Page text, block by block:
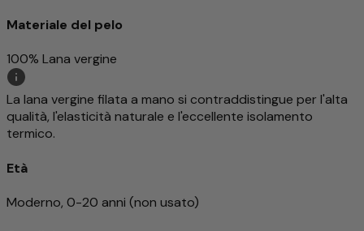
Materiale del pelo
100% Lana vergine
La lana vergine filata a mano si contraddistingue per l'alta
qualità, l'elasticità naturale e l'eccellente isolamento
termico.
Età
Moderno, 0-20 anni (non usato)